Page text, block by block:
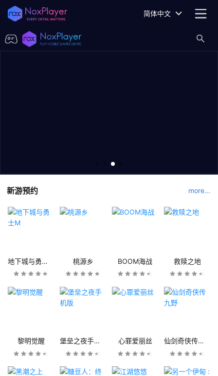
简体中文
新游预约 more...
地下城与勇士M 桃源乡 BOOM海战 救赎之地
黎明觉醒 堡垒之夜手机版 心罪爱丽丝 仙剑奇侠传九野